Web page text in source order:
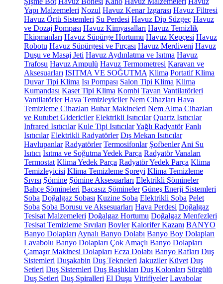
Yapı Malzemeleri Nozul Havuz Kenar Izgarası Havuz Filtresi
Havuz Örtü Sistemleri Su Perdesi Havuz Dip Süzgeç Havuz
ve Dozaj Pompası Havuz Kimyasalları Havuz Temizlik
Ekipmanları Havuz Süpürge Hortumu Havuz Kepçesi Havuz
Robotu Havuz Süpürgesi ve Fırçası Havuz Merdiveni Havuz
Duşu ve Masaj Jeti Havuz Aydınlatma ve Isıtma Havuz
Trafosu Havuz Ampulü Havuz Termometresi Karavan ve
Aksesuarları ISITMA VE SOĞUTMA Klima Portatif Klima
Duvar Tipi Klima Isı Pompası Salon Tipi Klima Klima
Kumandası Kaset Tipi Klima Kombi Tavan Vantilatörleri
Vantilatörler Hava Temizleyiciler Nem Cihazları Hava
Temizleme Cihazları Buhar Makineleri Nem Alma Cihazları
ve Rutubet Gidericiler Elektrikli Isıtıcılar Quartz Isıtıcılar
Infrared Isıtıcılar Kule Tipi IsıtıcılarYağlı Radyatör Fanlı
Isıtıcılar Elektrikli Radyatörler Dış Mekan Isıtıcılar
Havlupanlar Radyatörler Termosifonlar Şofbenler Ani Su
Isıtıcı Isıtma ve Soğutma Yedek Parça Radyatör Vanaları
Termostat Klima Yedek Parça Radyatör Yedek Parça Klima
Temizleyicisi Klima Temizleme Spreyi Klima Temizleme
Sıvısı Şömine Şömine Aksesuarları Elektrikli Şömineler
Bahçe Şömineleri Bacasız Şömineler Güneş Enerji Sistemleri
Soba Doğalgaz Sobası Kuzine Soba Elektrikli Soba Pelet
Soba Soba Borusu ve Aksesuarları Hava Perdesi Doğalgaz
Tesisat Malzemeleri Doğalgaz Hortumu Doğalgaz Menfezleri
Tesisat Temizleme Sıvıları Boyler Kalorifer Kazanı BANYO
Banyo Dolapları Aynalı Banyo Dolabı Banyo Boy Dolapları
Lavabolu Banyo Dolapları Çok Amaçlı Banyo Dolapları
Çamaşır Makinesi Dolapları Ecza Dolabı Banyo Rafları Duş
Sistemleri Duşakabin Duş Tekneleri Jakuziler Küvet Duş
Setleri Duş Sistemleri Duş Başlıkları Duş Kolonları Sürgülü
Duş Setleri Duş Spiralleri El Duşu Vitrifiyeler Lavabolar